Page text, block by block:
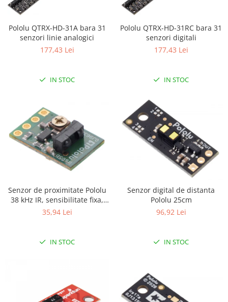
Pololu QTRX-HD-31A bara 31
senzori linie analogici
177,43 Lei
IN STOC
Pololu QTRX-HD-31RC bara 31
senzori digitali
177,43 Lei
IN STOC
Senzor de proximitate Pololu
38 kHz IR, sensibilitate fixa,
luminozitate mica
35,94 Lei
IN STOC
Senzor digital de distanta
Pololu 25cm
96,92 Lei
IN STOC